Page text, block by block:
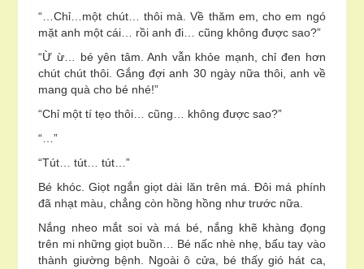
“…Chỉ…một chút… thôi mà. Về thăm em, cho em ngó
mặt anh một cái… rồi anh đi… cũng không được sao?”
“Ừ ừ… bé yên tâm. Anh vẫn khỏe mạnh, chỉ đen hơn
chút chút thôi. Gắng đợi anh 30 ngày nữa thôi, anh về
mang quà cho bé nhé!”
“Chỉ một tí tẹo thôi… cũng… không được sao?”
“…”
“Tút… tút… tút…”
Bé khóc. Giọt ngắn giọt dài lăn trên má. Đôi má phính
đã nhạt màu, chẳng còn hồng hồng như trước nữa.
Nắng nheo mắt soi và má bé, nắng khẽ khàng đọng
trên mi những giọt buồn… Bé nấc nhè nhẹ, bấu tay vào
thành giường bệnh. Ngoài ô cửa, bé thấy gió hát ca,